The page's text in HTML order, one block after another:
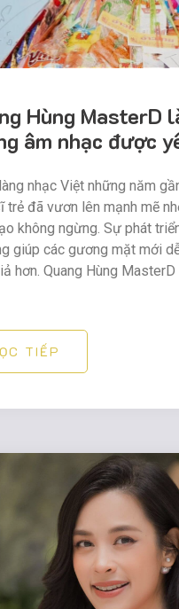
Hùng MasterD
âm nhạc được
nhạc Việt những năm
trẻ đã vươn lên mạnh mẽ
không ngừng. Sự phát
giúp các gương mặt mới
hơn. Quang Hùng
TIẾP